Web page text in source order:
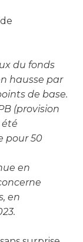
du fonds
hausse par
de base.
(provision
pour 50
en
en